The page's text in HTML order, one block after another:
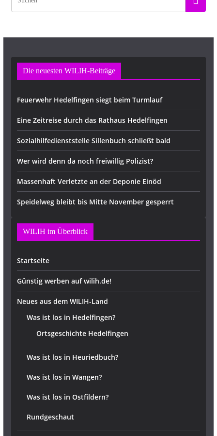
Die neuesten WILIH-Beiträge
Feuerwehr Hedelfingen siegt beim Turmlauf
Eine Zeitreise durch das Rathaus Hedelfingen
Sozialhilfedienststelle Sillenbuch schließt bald
Wer wird denn da noch freiwillig Polizist?
Massenhaft Verletzte an der Deponie Einöd
Speidelweg bleibt bis Mitte November gesperrt
WILIH im Überblick
Startseite
Günstig werben auf wilih.de!
Neues aus dem WILIH-Land
Was ist los in Hedelfingen?
Ortsgeschichte Hedelfingen
Was ist los in Heuriedbuch?
Was ist los in Wangen?
Was ist los in Ostfildern?
Rundgeschaut